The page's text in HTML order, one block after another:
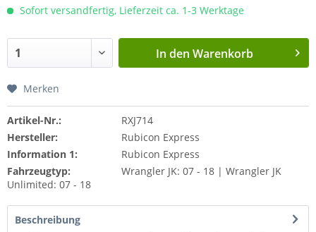
Sofort versandfertig, Lieferzeit ca. 1-3 Werktage
In den Warenkorb
Merken
Artikel-Nr.:
RXJ714
Hersteller:
Rubicon Express
Information 1:
Rubicon Express
Fahrzeugtyp:
Wrangler JK: 07 - 18 | Wrangler JK
Unlimited: 07 - 18
Beschreibung